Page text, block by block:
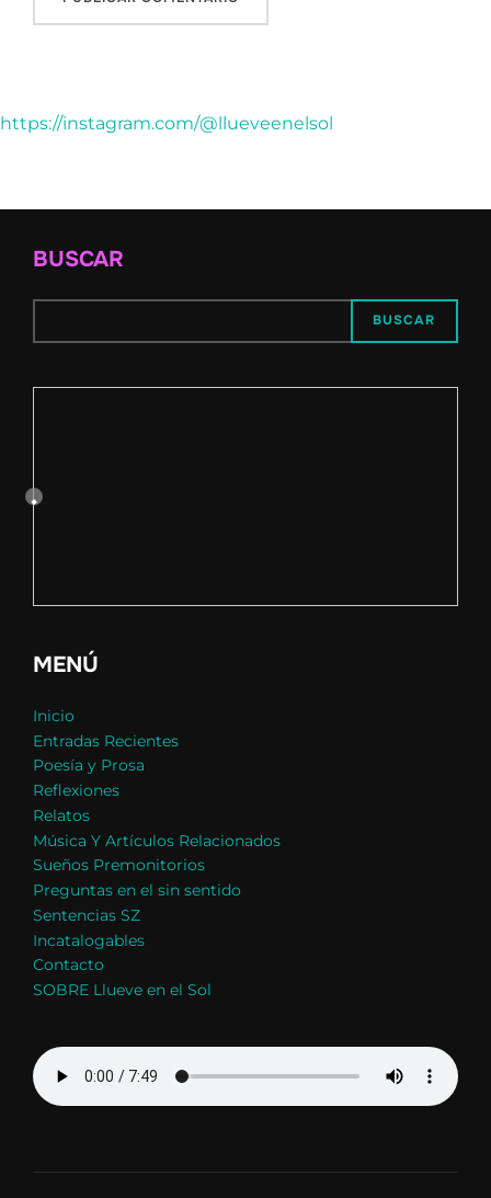
https://instagram.com/@llueveenelsol
BUSCAR
BUSCAR
MENÚ
Inicio
Entradas Recientes
Poesía y Prosa
Reflexiones
Relatos
Música Y Artículos Relacionados
Sueños Premonitorios
Preguntas en el sin sentido
Sentencias SZ
Incatalogables
Contacto
SOBRE Llueve en el Sol